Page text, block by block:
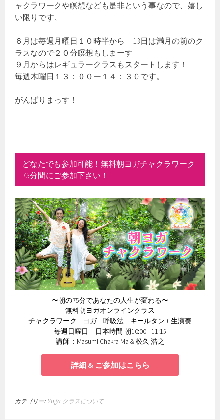
ャクラワークや瞑想なども是非という事なので、嬉し
い限りです。
６月は毎週月曜日１０時半から 13日は満月の前のク
ラスなので２０分瞑想もしまーす
９月からはレギュラークラスもスタートします！
毎週木曜日１３：００ー１４：３０です。
がんばりまっす！
どなたでも参加可能！無料朝ヨガチャクラワーク
75分間にご参加下さい！
〜朝の75分であなたの人生が変わる〜
無料朝ヨガオンラインクラス
チャクラワーク + ヨガ + 呼吸法 + キールタン + 生演奏
毎週日曜日 日本時間 朝10:00 - 11:15
講師：Masumi Chakra Ma & 松久 浩之
詳細 & ご参加はこちら
カテゴリー: Yoga クラスについて